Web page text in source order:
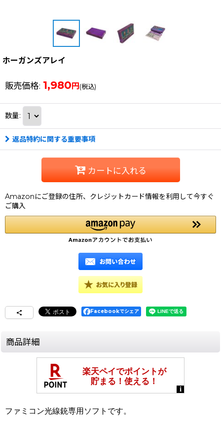
ホーガンズアレイ
販売価格: 1,980 円 (税込)
数量:
返品特約に関する重要事項
カートに入れる
Amazonにご登録の住所、クレジットカード情報を利用して今すぐ
ご購入
Facebookでシェア
商品詳細
ファミコン光線銃専用ソフトです。